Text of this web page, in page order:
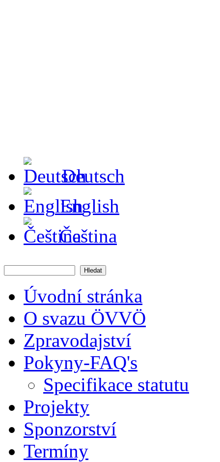
Deutsch
English
Čeština
Úvodní stránka
O svazu ÖVVÖ
Zpravodajství
Pokyny-FAQ's
Specifikace statutu
Projekty
Sponzorství
Termíny